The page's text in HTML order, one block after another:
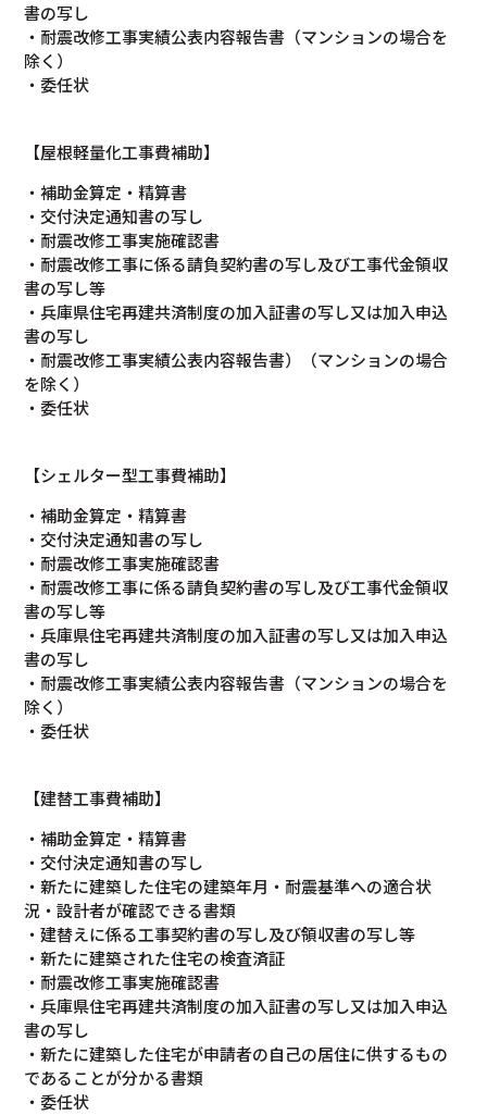
書の写し
・耐震改修工事実績公表内容報告書（マンションの場合を
除く）
・委任状
【屋根軽量化工事費補助】
・補助金算定・精算書
・交付決定通知書の写し
・耐震改修工事実施確認書
・耐震改修工事に係る請負契約書の写し及び工事代金領収
書の写し等
・兵庫県住宅再建共済制度の加入証書の写し又は加入申込
書の写し
・耐震改修工事実績公表内容報告書）（マンションの場合
を除く）
・委任状
【シェルター型工事費補助】
・補助金算定・精算書
・交付決定通知書の写し
・耐震改修工事実施確認書
・耐震改修工事に係る請負契約書の写し及び工事代金領収
書の写し等
・兵庫県住宅再建共済制度の加入証書の写し又は加入申込
書の写し
・耐震改修工事実績公表内容報告書（マンションの場合を
除く）
・委任状
【建替工事費補助】
・補助金算定・精算書
・交付決定通知書の写し
・新たに建築した住宅の建築年月・耐震基準への適合状
況・設計者が確認できる書類
・建替えに係る工事契約書の写し及び領収書の写し等
・新たに建築された住宅の検査済証
・耐震改修工事実施確認書
・兵庫県住宅再建共済制度の加入証書の写し又は加入申込
書の写し
・新たに建築した住宅が申請者の自己の居住に供するもの
であることが分かる書類
・委任状